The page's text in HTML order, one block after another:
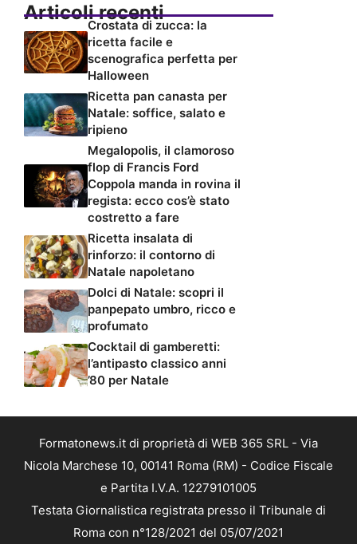
Articoli recenti
Crostata di zucca: la
ricetta facile e
scenografica perfetta per
Halloween
Ricetta pan canasta per
Natale: soffice, salato e
ripieno
Megalopolis, il clamoroso
flop di Francis Ford
Coppola manda in rovina il
regista: ecco cos’è stato
costretto a fare
Ricetta insalata di
rinforzo: il contorno di
Natale napoletano
Dolci di Natale: scopri il
panpepato umbro, ricco e
profumato
Cocktail di gamberetti:
l’antipasto classico anni
’80 per Natale
Formatonews.it di proprietà di WEB 365 SRL - Via
Nicola Marchese 10, 00141 Roma (RM) - Codice Fiscale
e Partita I.V.A. 12279101005
Testata Giornalistica registrata presso il Tribunale di
Roma con n°128/2021 del 05/07/2021